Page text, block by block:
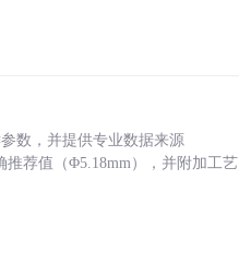
数，并提供专业数据来源
推荐值（Φ5.18mm），并附加工艺